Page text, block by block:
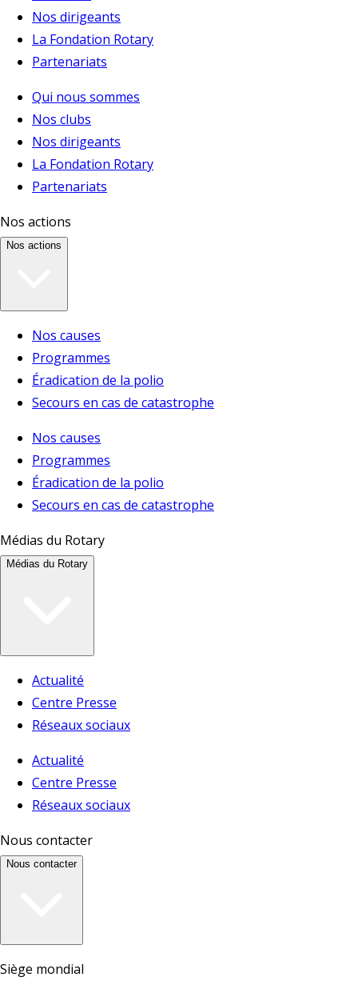
Nos dirigeants
La Fondation Rotary
Partenariats
Qui nous sommes
Nos clubs
Nos dirigeants
La Fondation Rotary
Partenariats
Nos actions
Nos actions
Nos causes
Programmes
Éradication de la polio
Secours en cas de catastrophe
Nos causes
Programmes
Éradication de la polio
Secours en cas de catastrophe
Médias du Rotary
Médias du Rotary
Actualité
Centre Presse
Réseaux sociaux
Actualité
Centre Presse
Réseaux sociaux
Nous contacter
Nous contacter
Siège mondial